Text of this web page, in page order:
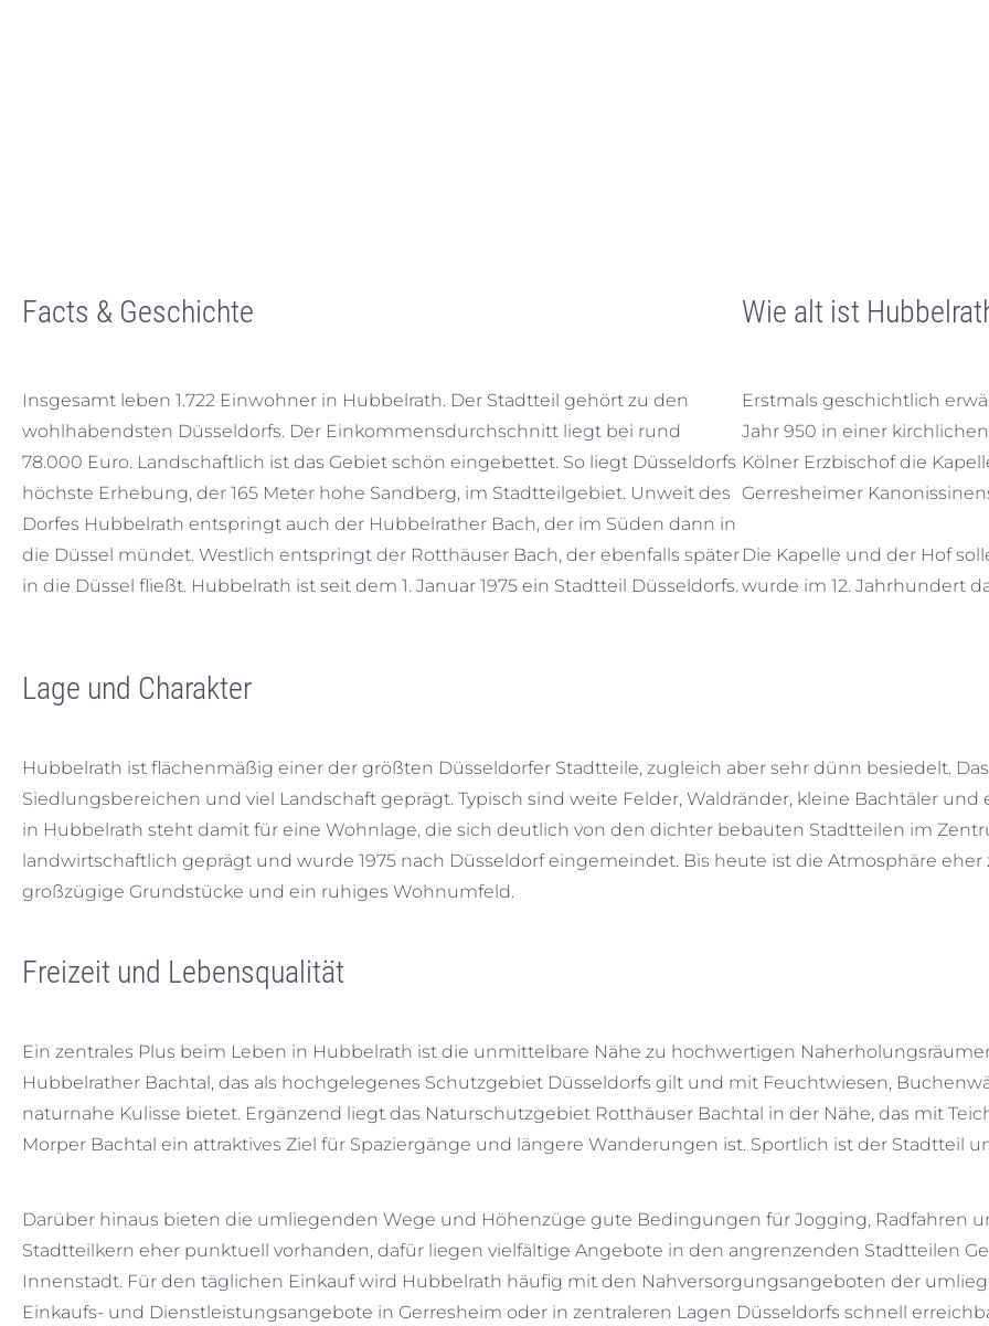
Facts & Geschichte
Insgesamt leben 1.722 Einwohner in Hubbelrath. Der Stadtteil gehört zu den
wohlhabendsten Düsseldorfs. Der Einkommensdurchschnitt liegt bei rund
78.000 Euro. Landschaftlich ist das Gebiet schön eingebettet. So liegt Düsseldorfs
höchste Erhebung, der 165 Meter hohe Sandberg, im Stadtteilgebiet. Unweit des
Dorfes Hubbelrath entspringt auch der Hubbelrather Bach, der im Süden dann in
die Düssel mündet. Westlich entspringt der Rotthäuser Bach, der ebenfalls später
in die Düssel fließt. Hubbelrath ist seit dem 1. Januar 1975 ein Stadtteil Düsseldorfs.
Wie alt ist
Erstmals geschichtlich
Jahr 950 in einer
Kölner Erzbischof die
Gerresheimer
Die Kapelle und der Hof
wurde im 12. Jahrhundert
Lage und Charakter
Hubbelrath ist flächenmäßig einer der größten Düsseldorfer Stadtteile, zugleich aber sehr dünn besiedelt.
Siedlungsbereichen und viel Landschaft geprägt. Typisch sind weite Felder, Waldränder, kleine Bachtäler
in Hubbelrath steht damit für eine Wohnlage, die sich deutlich von den dichter bebauten Stadtteilen im
landwirtschaftlich geprägt und wurde 1975 nach Düsseldorf eingemeindet. Bis heute ist die Atmosphäre
großzügige Grundstücke und ein ruhiges Wohnumfeld.
Freizeit und Lebensqualität
Ein zentrales Plus beim Leben in Hubbelrath ist die unmittelbare Nähe zu hochwertigen
Hubbelrather Bachtal, das als hochgelegenes Schutzgebiet Düsseldorfs gilt und mit Feuchtwiesen,
naturnahe Kulisse bietet. Ergänzend liegt das Naturschutzgebiet Rotthäuser Bachtal in der Nähe, das mit
Morper Bachtal ein attraktives Ziel für Spaziergänge und längere Wanderungen ist. Sportlich ist der Stadtteil
Darüber hinaus bieten die umliegenden Wege und Höhenzüge gute Bedingungen für Jogging, Radfahren
Stadtteilkern eher punktuell vorhanden, dafür liegen vielfältige Angebote in den angrenzenden Stadtteilen
Innenstadt. Für den täglichen Einkauf wird Hubbelrath häufig mit den Nahversorgungsangeboten der
Einkaufs- und Dienstleistungsangebote in Gerresheim oder in zentraleren Lagen Düsseldorfs schnell